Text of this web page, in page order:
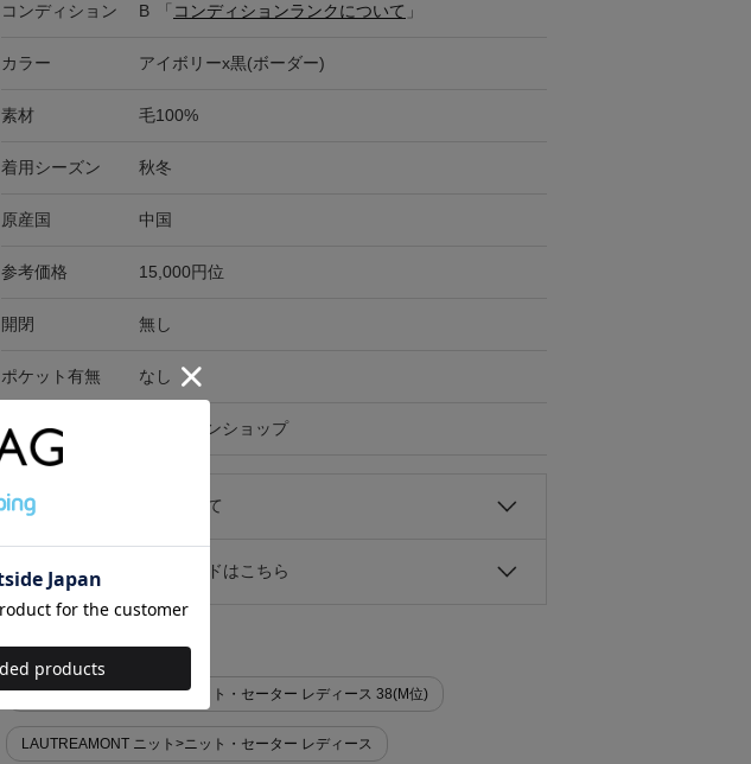
コンディション B 「 コンディションランクについて 」
カラー アイボリーx黒(ボーダー)
素材 毛100%
着用シーズン 秋冬
原産国 中国
参考価格 15,000円位
開閉 無し
ポケット有無 なし
在庫店舗 オンラインショップ
キャンセル・返品について
お買い物時のご利用ガイドはこちら
似た条件で検索
LAUTREAMONT ニット>ニット・セーター レディース 38(M位)
LAUTREAMONT ニット>ニット・セーター レディース